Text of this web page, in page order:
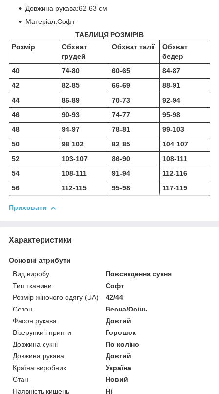
Довжина рукава:62-63 см
Матеріал:Софт
ТАБЛИЦЯ РОЗМІРІВ
Розмір
Обхват
грудей
Обхват талії
Обхват
бедер
40
74-80 60-65
84-87
42
82-85 66-69
88-91
44
86-89 70-73
92-94
46
90-93 74-77
95-98
48
94-97 78-81
99-103
50
98-102 82-85
104-107
52
103-107 86-90
108-111
54
108-111 91-94
112-116
56
112-115 95-98 117-119
Приховати
Характеристики
Основні атрибути
Вид виробу
Повсякденна сукня
Тип тканини
Софт
Розмір жіночого одягу (UA)
42/44
Сезон
Весна/Осінь
Фасон рукава
Довгий
Візерунки і принти
Горошок
Довжина сукні
По коліно
Довжина рукава
Довгий
Країна виробник
Україна
Стан
Новий
Наявність кишень
Ні